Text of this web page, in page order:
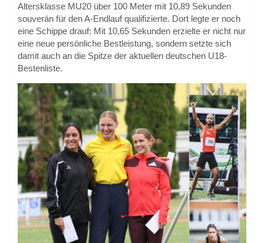
Altersklasse MU20 über 100 Meter mit 10,89 Sekunden
souverän für den A-Endlauf qualifizierte. Dort legte er noch
eine Schippe drauf: Mit 10,65 Sekunden erzielte er nicht nur
eine neue persönliche Bestleistung, sondern setzte sich
damit auch an die Spitze der aktuellen deutschen U18-
Bestenliste.